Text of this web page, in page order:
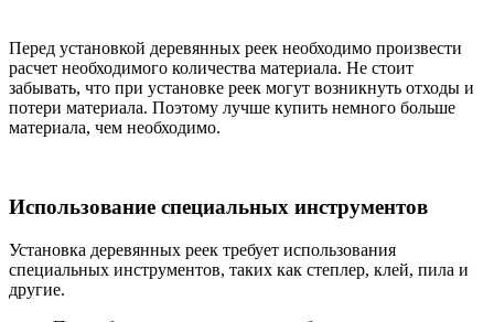
Перед установкой деревянных реек необходимо произвести
расчет необходимого количества материала. Не стоит
забывать, что при установке реек могут возникнуть отходы и
потери материала. Поэтому лучше купить немного больше
материала, чем необходимо.
Использование специальных инструментов
Установка деревянных реек требует использования
специальных инструментов, таких как степлер, клей, пила и
другие.